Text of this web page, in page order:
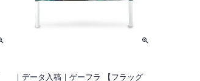
｜データ入稿｜ゲーフラ 【フラッグ